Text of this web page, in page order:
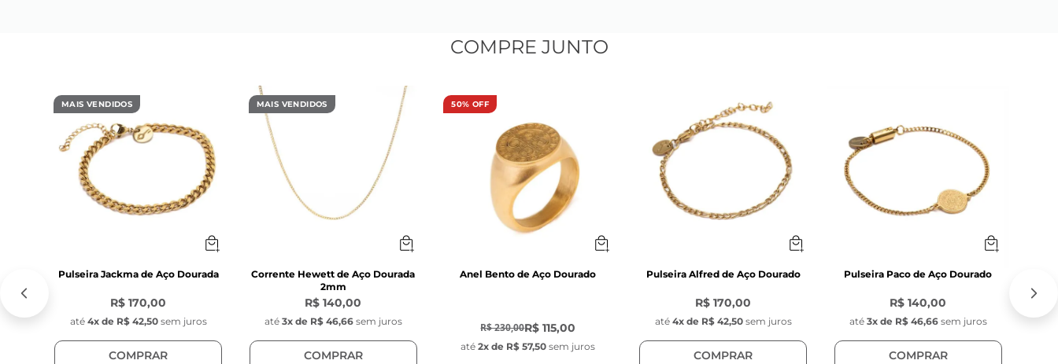
- Material: Aço Inoxidável
- Modelo: Tijolinho oval
- Fecho lagosta de aço inoxidável dourado
- Corrente extensora de aço inoxidável dourada, com 3 mm de espessura
Características do Pingente Key Design:
- Pingente redondo com gravação da chave da Key Design
- Diâmetro: 1 cm
- Material: Aço inoxidável
- Posição do pingente: Fixo, (ao lado do fecho)
COMPRE JUNTO
MAIS VENDIDOS
Pulseira Jackma de Aço Dourada
R$ 170,00
até 4x de R$ 42,50 sem juros
COMPRAR
MAIS VENDIDOS
Corrente Hewett de Aço Dourada
2mm
R$ 140,00
até 3x de R$ 46,66 sem juros
COMPRAR
50% OFF
Anel Bento de Aço Dourado
R$ 230,00R$ 115,00
até 2x de R$ 57,50 sem juros
Pulseira Alfred de Aço Dourado
R$ 170,00
até 4x de R$ 42,50 sem juros
COMPRAR
Pulseira Paco de Aço Dourado
R$ 140,00
até 3x de R$ 46,66 sem juros
COMPRAR